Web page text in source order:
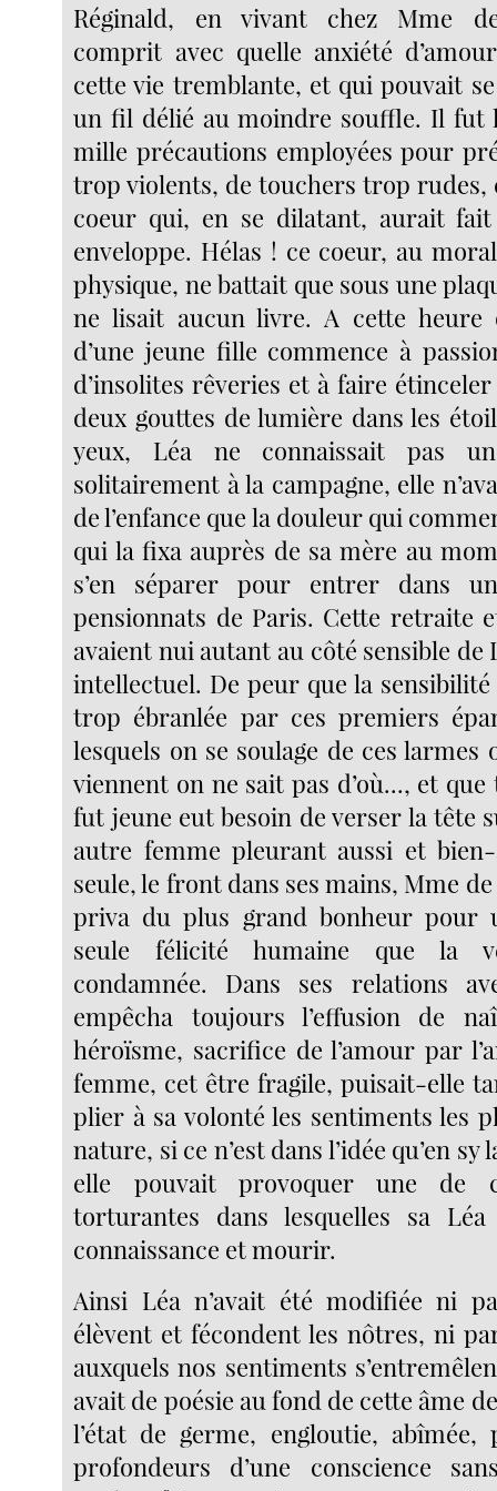
Réginald, en vivant chez Mme
comprit avec quelle anxiété
cette vie tremblante, et qui pouvait
un fil délié au moindre souffle. Il fut
mille précautions employées pour
trop violents, de touchers trop rudes,
coeur qui, en se dilatant, aurait
enveloppe. Hélas ! ce coeur, au
physique, ne battait que sous une
ne lisait aucun livre. A cette heure
d’une jeune fille commence à
d’insolites rêveries et à faire
deux gouttes de lumière dans les
yeux, Léa ne connaissait pas
solitairement à la campagne, elle
de l’enfance que la douleur qui
qui la fixa auprès de sa mère au
s’en séparer pour entrer dans
pensionnats de Paris. Cette retraite
avaient nui autant au côté sensible de
intellectuel. De peur que la
trop ébranlée par ces premiers
lesquels on se soulage de ces larmes
viennent on ne sait pas d’où..., et
fut jeune eut besoin de verser la tête
autre femme pleurant aussi et
seule, le front dans ses mains, Mme
priva du plus grand bonheur pour
seule félicité humaine que la
condamnée. Dans ses relations
empêcha toujours l’effusion de
héroïsme, sacrifice de l’amour par
femme, cet être fragile, puisait-elle
plier à sa volonté les sentiments les
nature, si ce n’est dans l’idée qu’en
elle pouvait provoquer une de
torturantes dans lesquelles sa
connaissance et mourir.
Ainsi Léa n’avait été modifiée ni
élèvent et fécondent les nôtres, ni
auxquels nos sentiments
avait de poésie au fond de cette âme
l’état de germe, engloutie, abîmée,
profondeurs d’une conscience